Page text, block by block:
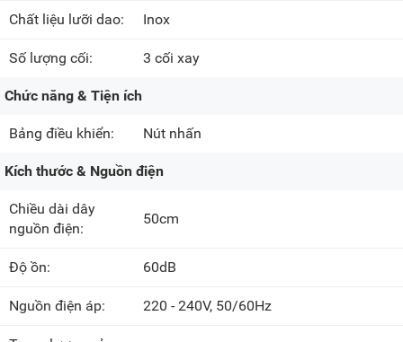
Chất liệu lưỡi dao:
Inox
Số lượng cối: 3 cối xay
Chức năng & Tiện ích
Bảng điều khiển: Nút nhấn
Kích thước & Nguồn điện
Chiều dài dây
nguồn điện:
50cm
Độ ồn: 60dB
Nguồn điện áp: 220 - 240V, 50/60Hz